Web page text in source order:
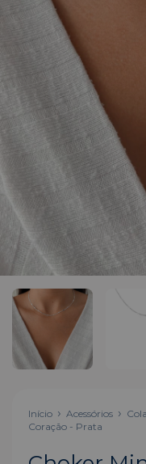
Início Acessórios
Coração - Prata